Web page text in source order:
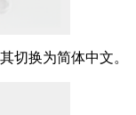
切换为简体中文。